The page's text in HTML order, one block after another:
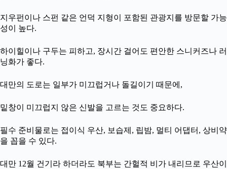
지우펀이나 스펀 같은 언덕 지형이 포함된 관광지를 방문할 가능
성이 높다.
하이힐이나 구두는 피하고, 장시간 걸어도 편안한 스니커즈나 러
닝화가 좋다.
대만의 도로는 일부가 미끄럽거나 돌길이기 때문에,
밑창이 미끄럽지 않은 신발을 고르는 것도 중요하다.
필수 준비물로는 접이식 우산, 보습제, 립밤, 멀티 어댑터, 상비약
을 꼽을 수 있다.
대만 12월 건기라 하더라도 북부는 간헐적 비가 내리므로 우산이